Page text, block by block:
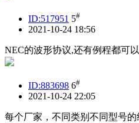
ID:517951 5#
2021-10-24 18:56
NEC的波形协议,还有例程都可
ID:883698 6#
2021-10-24 22:05
每个厂家，不同类别不同型号